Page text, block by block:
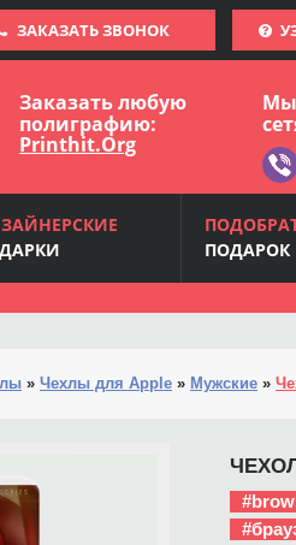
ЗАКАЗАТЬ ЗВОНОК
Заказать любую
полиграфию:
Printhit.Org
Мы
ПОДАРОК
» Чехлы для Apple » Мужские »
ЧЕХОЛ